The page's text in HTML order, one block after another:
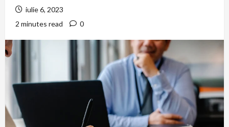
iulie 6, 2023
2 minutes read
0